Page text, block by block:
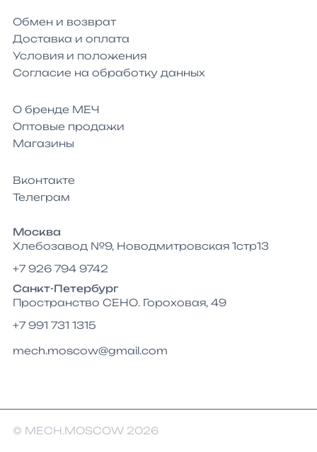
Обмен и возврат
Доставка и оплата
Условия и положения
Согласие на обработку данных
О бренде МЕЧ
Оптовые продажи
Магазины
Вконтакте
Телеграм
Москва
Хлебозавод №9, Новодмитровская 1стр13
+7 926 794 9742
Санкт-Петербург
Пространство СЕНО. Гороховая, 49
+7 991 731 1315
mech.moscow@gmail.com
© MECH.MOSCOW 2026